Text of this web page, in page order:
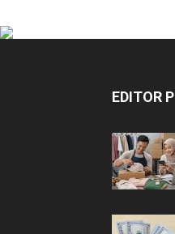
EDITOR